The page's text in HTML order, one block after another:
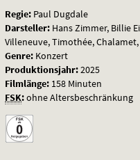
Regie: Paul Dugdale
Darsteller: Hans Zimmer, Billie
Villeneuve, Timothée,
Genre: Konzert
Produktionsjahr:2025
Filmlänge: 158 Minuten
FSK:ohne Altersbeschränkung